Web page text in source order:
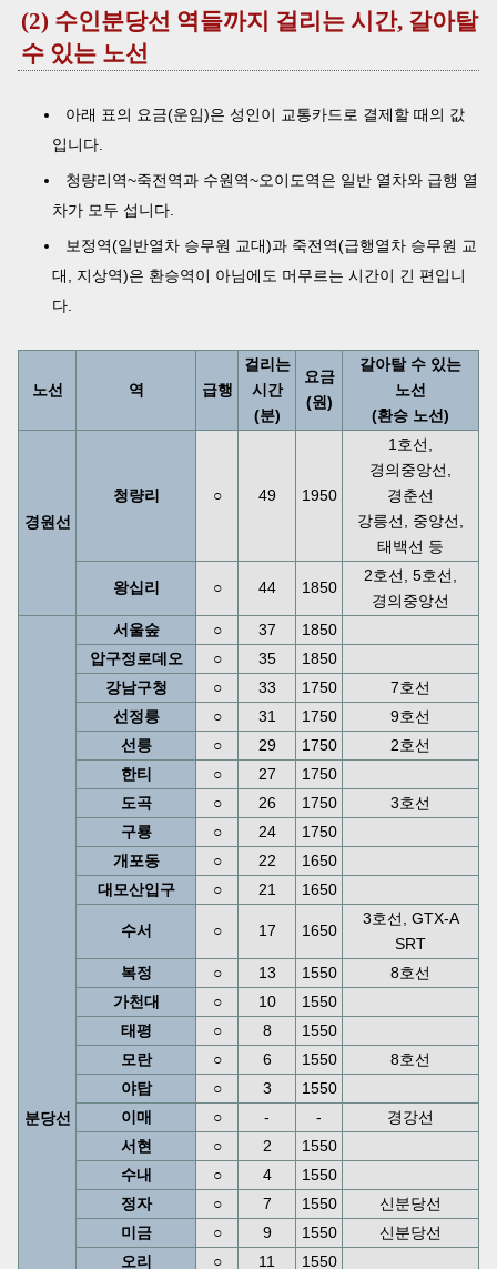
(2) 수인분당선 역들까지 걸리는 시간, 갈아탈
수 있는 노선
아래 표의 요금(운임)은 성인이 교통카드로 결제할 때의 값
입니다.
청량리역~죽전역과 수원역~오이도역은 일반 열차와 급행 열
차가 모두 섭니다.
보정역(일반열차 승무원 교대)과 죽전역(급행열차 승무원 교
대, 지상역)은 환승역이 아님에도 머무르는 시간이 긴 편입니
다.
노선 역 급행
걸리는
시간
(분)
요금
(원)
갈아탈 수 있는
노선
(환승 노선)
경원선
청량리 ○ 49 1950
1호선,
경의중앙선,
경춘선
강릉선, 중앙선,
태백선 등
왕십리 ○ 44 1850
2호선, 5호선,
경의중앙선
분당선
서울숲 ○ 37
1850
압구정로데오
○ 35
1850
강남구청
○ 33 1750
7호선
선정릉
○ 31 1750
9호선
선릉
○ 29 1750
2호선
한티
○ 27
1750
도곡
○ 26 1750
3호선
구룡
○ 24
1750
개포동
○ 22
1650
대모산입구
○ 21 1650
수서 ○ 17 1650
3호선, GTX-A
SRT
복정
○ 13 1550
8호선
가천대
○ 10
1550
태평
○ 8
1550
모란
○ 6 1550
8호선
야탑
○ 3
1550
이매
○ - -
경강선
서현
○ 2
1550
수내
○ 4
1550
정자
○ 7 1550
신분당선
미금
○ 9 1550
신분당선
오리
○ 11 1550